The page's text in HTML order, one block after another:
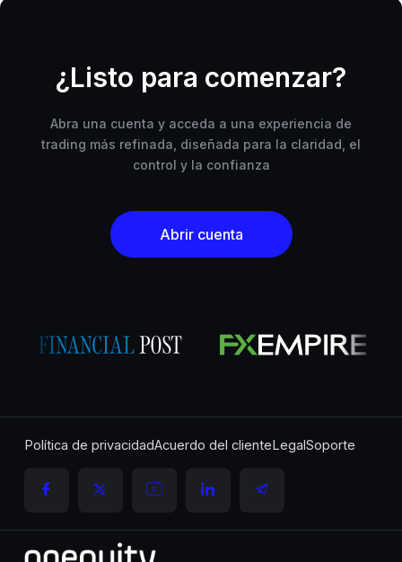
¿Listo para comenzar?
Abra una cuenta y acceda a una experiencia de
trading más refinada, diseñada para la claridad, el
control y la confianza
Abrir cuenta
Política de privacidadAcuerdo del clienteLegalSoporte